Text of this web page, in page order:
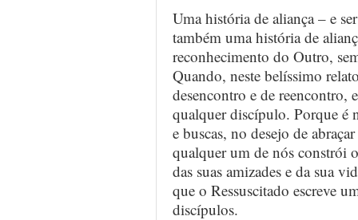
Uma história de aliança – e
também uma história de
reconhecimento do Outro,
Quando, neste belíssimo
desencontro e de reencontro,
qualquer discípulo. Porque é
e buscas, no desejo de
qualquer um de nós constrói
das suas amizades e da sua
que o Ressuscitado escreve
discípulos.